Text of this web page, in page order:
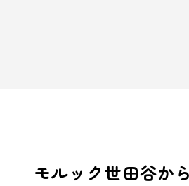
モルック世田谷か